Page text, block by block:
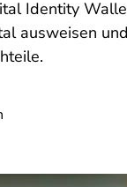
Identity
ausweisen